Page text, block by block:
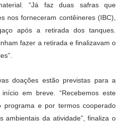
“Já faz duas safras que
nos forneceram contêineres (IBC),
após a retirada dos tanques.
fazer a retirada e finalizavam o
doações estão previstas para a
em breve. “Recebemos este
programa e por termos cooperado
ambientais da atividade”, finaliza o